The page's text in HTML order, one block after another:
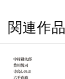
関連作品